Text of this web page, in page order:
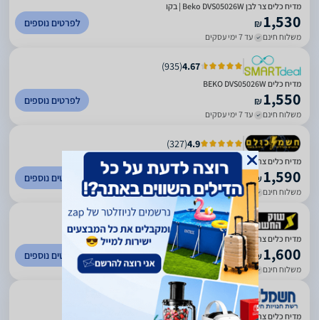
מדיח כלים צר לבן Beko DVS05026W | בקו
₪1,530
משלוח חינם עד 7 ימי עסקים
לפרטים נוספים
4.67
(
935
)
מדיח כלים BEKO DVS05026W
₪1,550
משלוח חינם עד 7 ימי עסקים
לפרטים נוספים
4.9
(
327
)
מדיח כלים ‏צר Beko DVS05026W בקו
₪1,590
משלוח חינם עד 7 ימי עסקים
לפרטים נוספים
5
(
219
)
מדיח כלים ‏צר Beko DVS05026W בקו *יבואן רשמי* משלוח חינם
₪1,600
משלוח חינם עד 3 ימי עסקים
לפרטים נוספים
4.51
(
1078
)
מדיח כלים צר 45 ס"מ BEKO בקו דגם DVS05026W